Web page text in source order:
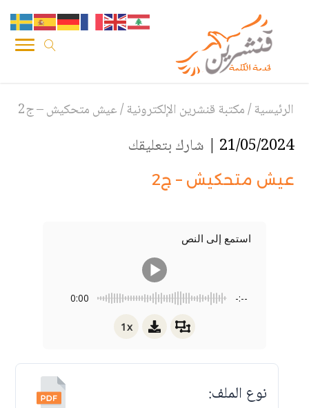
الرئيسية/مكتبة قنشرين الإلكترونية/عيش متحكيش – ج2
21/05/2024 | شارك بتعليقك
عيش متحكيش – ج2
استمع إلى النص
0:00 -:--
1x
نوع الملف: